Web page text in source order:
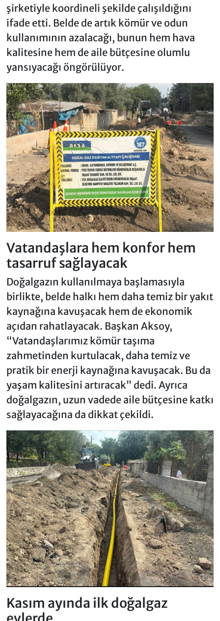
şirketiyle koordineli şekilde çalışıldığını
ifade etti. Belde de artık kömür ve odun
kullanımının azalacağı, bunun hem hava
kalitesine hem de aile bütçesine olumlu
yansıyacağı öngörülüyor.
Vatandaşlara hem konfor hem
tasarruf sağlayacak
Doğalgazın kullanılmaya başlamasıyla
birlikte, belde halkı hem daha temiz bir yakıt
kaynağına kavuşacak hem de ekonomik
açıdan rahatlayacak. Başkan Aksoy,
“Vatandaşlarımız kömür taşıma
zahmetinden kurtulacak, daha temiz ve
pratik bir enerji kaynağına kavuşacak. Bu da
yaşam kalitesini artıracak” dedi. Ayrıca
doğalgazın, uzun vadede aile bütçesine katkı
sağlayacağına da dikkat çekildi.
Kasım ayında ilk doğalgaz